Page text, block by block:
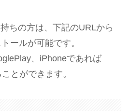
ちの方は、下記のURLから
ールが可能です。
、iPhoneであれば
とができます。